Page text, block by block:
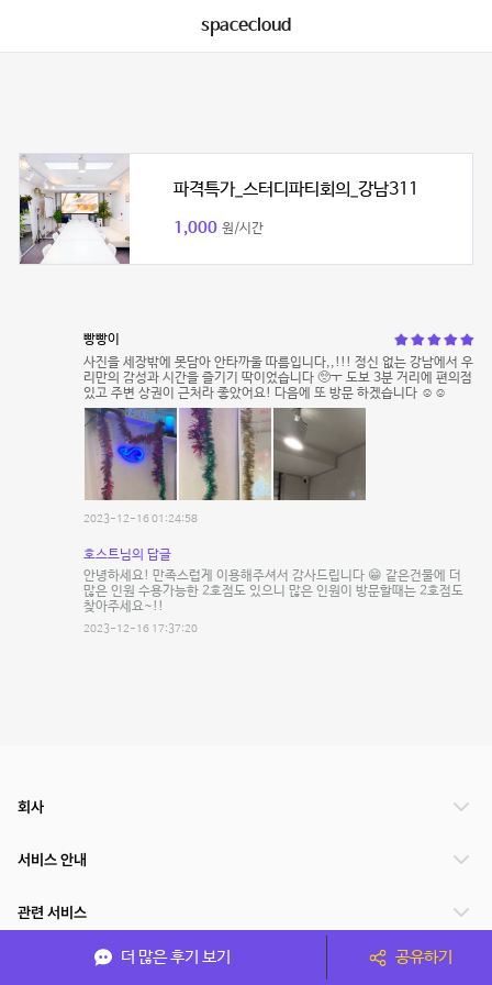
spacecloud
파격특가_스터디파티회의_강남311
1,000 원/시간
빵빵이
사진을 세장밖에 못담아 안타까울 따름입니다,,!!! 정신 없는 강남에서 우
리만의 감성과 시간을 즐기기 딱이었습니다 🥺ㅜ 도보 3분 거리에 편의점
있고 주변 상권이 근처라 좋았어요! 다음에 또 방문 하겠습니다 ☺️☺️
2023-12-16 01:24:58
호스트님의 답글
안녕하세요! 만족스럽게 이용해주셔서 감사드립니다 😁 같은건물에 더
많은 인원 수용가능한 2호점도 있으니 많은 인원이 방문할때는 2호점도
찾아주세요~!!
2023-12-16 17:37:20
더 많은 후기 보기 공유하기
회사
서비스 안내
관련 서비스